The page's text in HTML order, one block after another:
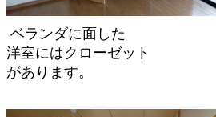
ベランダに面した
洋室にはクローゼット
があります。